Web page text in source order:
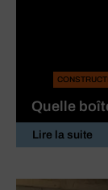
Quelle
Lire la suite